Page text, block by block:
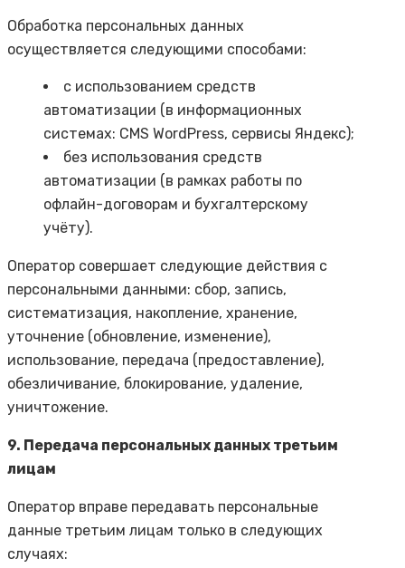
Обработка персональных данных
осуществляется следующими способами:
с использованием средств
автоматизации (в информационных
системах: CMS WordPress, сервисы Яндекс);
без использования средств
автоматизации (в рамках работы по
офлайн-договорам и бухгалтерскому
учёту).
Оператор совершает следующие действия с
персональными данными: сбор, запись,
систематизация, накопление, хранение,
уточнение (обновление, изменение),
использование, передача (предоставление),
обезличивание, блокирование, удаление,
уничтожение.
9. Передача персональных данных третьим
лицам
Оператор вправе передавать персональные
данные третьим лицам только в следующих
случаях: